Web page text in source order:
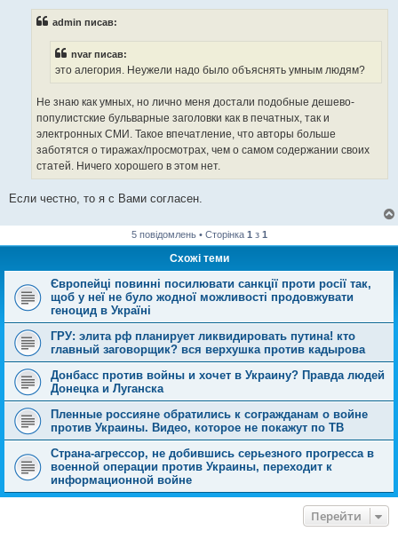
admin писав:
nvar писав:
это алегория. Неужели надо было объяснять умным людям?
Не знаю как умных, но лично меня достали подобные дешево-
популистские бульварные заголовки как в печатных, так и
электронных СМИ. Такое впечатление, что авторы больше
заботятся о тиражах/просмотрах, чем о самом содержании своих
статей. Ничего хорошего в этом нет.
Если честно, то я с Вами согласен.
5 повідомлень • Сторінка 1 з 1
Схожі теми
Європейці повинні посилювати санкції проти росії так,
щоб у неї не було жодної можливості продовжувати
геноцид в Україні
ГРУ: элита рф планирует ликвидировать путина! кто
главный заговорщик? вся верхушка против кадырова
Донбасс против войны и хочет в Украину? Правда людей
Донецка и Луганска
Пленные россияне обратились к согражданам о войне
против Украины. Видео, которое не покажут по ТВ
Страна-агрессор, не добившись серьезного прогресса в
военной операции против Украины, переходит к
информационной войне
Перейти